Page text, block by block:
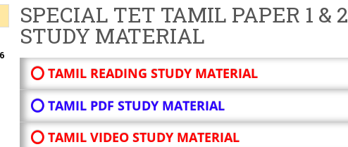
SPECIAL TET TAMIL PAPER 1 & 2
STUDY MATERIAL
⭕ TAMIL READING STUDY MATERIAL
⭕ TAMIL PDF STUDY MATERIAL
⭕ TAMIL VIDEO STUDY MATERIAL